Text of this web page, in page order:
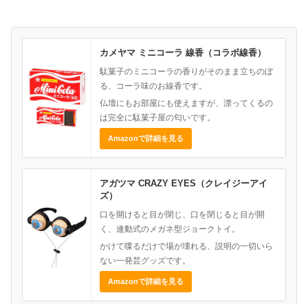
カメヤマ ミニコーラ 線香（コラボ線香）
駄菓子のミニコーラの香りがそのまま立ちのぼ
る、コーラ味のお線香です。
仏壇にもお部屋にも使えますが、漂ってくるの
は完全に駄菓子屋の匂いです。
Amazonで詳細を見る
アガツマ CRAZY EYES（クレイジーアイ
ズ）
口を開けると目が閉じ、口を閉じると目が開
く、連動式のメガネ型ジョークトイ。
かけて喋るだけで場が壊れる、説明の一切いら
ない一発芸グッズです。
Amazonで詳細を見る